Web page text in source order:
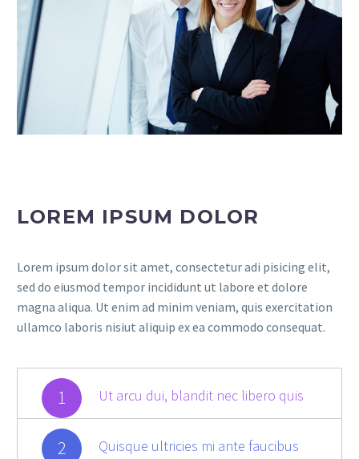
LOREM IPSUM DOLOR
Lorem ipsum dolor sit amet, consectetur adi pisicing elit,
sed do eiusmod tempor incididunt ut labore et dolore
magna aliqua. Ut enim ad minim veniam, quis exercitation
ullamco laboris nisiut aliquip ex ea commodo consequat.
1 Ut arcu dui, blandit nec libero quis
2 Quisque ultricies mi ante faucibus